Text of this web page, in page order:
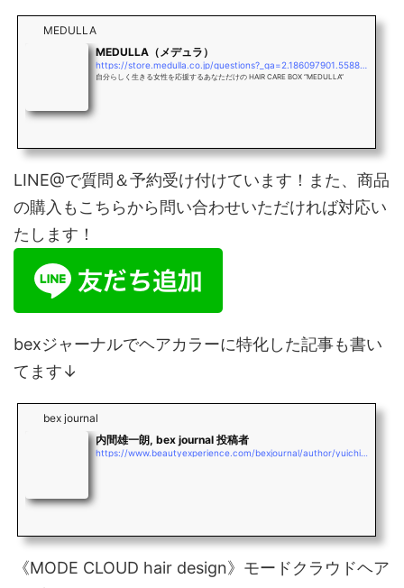
MEDULLA
MEDULLA（メデュラ）
https://store.medulla.co.jp/questions?_ga=2.186097901.558837875.1569732036-797101365.1569732036
自分らしく生きる女性を応援するあなただけの HAIR CARE BOX “MEDULLA”
LINE@で質問＆予約受け付けています！また、商品
の購入もこちらから問い合わせいただければ対応い
たします！
bexジャーナルでヘアカラーに特化した記事も書い
てます↓
bex journal
内間雄一朗, bex journal 投稿者
https://www.beautyexperience.com/bexjournal/author/yuichiro_uchima
《MODE CLOUD hair design》モードクラウドヘア